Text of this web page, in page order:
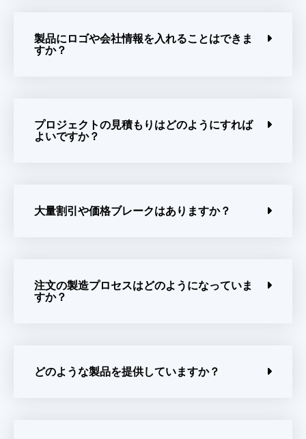
製品にロゴや会社情報を入れることはできま
すか？
プロジェクトの見積もりはどのようにすれば
よいですか？
大量割引や価格ブレークはありますか？
注文の製造プロセスはどのようになっていま
すか？
どのような製品を提供していますか？